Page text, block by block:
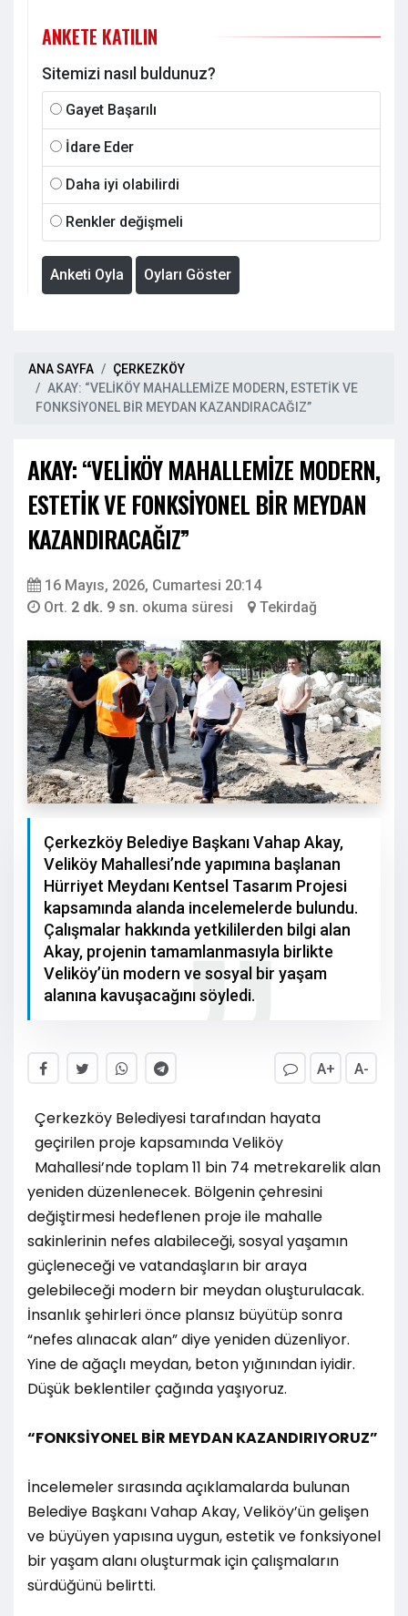
ANKETE KATILIN
Sitemizi nasıl buldunuz?
Gayet Başarılı
İdare Eder
Daha iyi olabilirdi
Renkler değişmeli
Anketi Oyla Oyları Göster
ANA SAYFA
ÇERKEZKÖY
AKAY: “VELİKÖY MAHALLEMİZE MODERN, ESTETİK VE
FONKSİYONEL BİR MEYDAN KAZANDIRACAĞIZ”
AKAY: “VELİKÖY MAHALLEMİZE MODERN,
ESTETİK VE FONKSİYONEL BİR MEYDAN
KAZANDIRACAĞIZ”
16 Mayıs, 2026, Cumartesi 20:14
Ort. 2 dk. 9 sn. okuma süresi Tekirdağ
Çerkezköy Belediye Başkanı Vahap Akay,
Veliköy Mahallesi’nde yapımına başlanan
Hürriyet Meydanı Kentsel Tasarım Projesi
kapsamında alanda incelemelerde bulundu.
Çalışmalar hakkında yetkililerden bilgi alan
Akay, projenin tamamlanmasıyla birlikte
Veliköy’ün modern ve sosyal bir yaşam
alanına kavuşacağını söyledi.
A+ A-
Çerkezköy Belediyesi tarafından hayata
geçirilen proje kapsamında Veliköy
Mahallesi’nde toplam 11 bin 74 metrekarelik alan
yeniden düzenlenecek. Bölgenin çehresini
değiştirmesi hedeflenen proje ile mahalle
sakinlerinin nefes alabileceği, sosyal yaşamın
güçleneceği ve vatandaşların bir araya
gelebileceği modern bir meydan oluşturulacak.
İnsanlık şehirleri önce plansız büyütüp sonra
“nefes alınacak alan” diye yeniden düzenliyor.
Yine de ağaçlı meydan, beton yığınından iyidir.
Düşük beklentiler çağında yaşıyoruz.
“FONKSİYONEL BİR MEYDAN KAZANDIRIYORUZ”
İncelemeler sırasında açıklamalarda bulunan
Belediye Başkanı Vahap Akay, Veliköy’ün gelişen
ve büyüyen yapısına uygun, estetik ve fonksiyonel
bir yaşam alanı oluşturmak için çalışmaların
sürdüğünü belirtti.